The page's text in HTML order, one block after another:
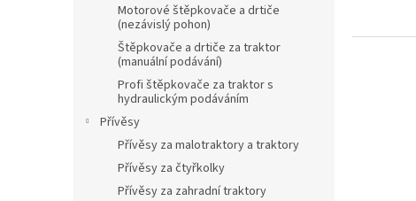
Motorové štěpkovače a drtiče
(nezávislý pohon)
Štěpkovače a drtiče za traktor
(manuální podávání)
Profi štěpkovače za traktor s
hydraulickým podáváním
Přívěsy
Přívěsy za malotraktory a traktory
Přívěsy za čtyřkolky
Přívěsy za zahradní traktory